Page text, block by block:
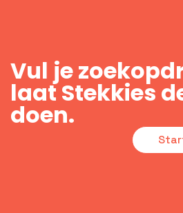
Vul je
laat Stekkies
doen.